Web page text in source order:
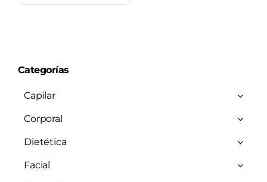
Categorías
Capilar
Corporal
Dietética
Facial